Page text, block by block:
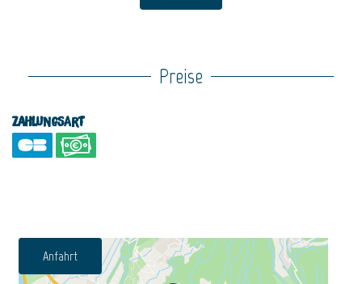
Preise
Zahlungsart
Anfahrt